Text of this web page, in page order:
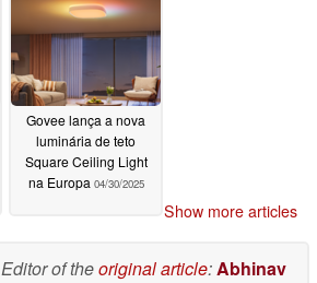
Govee lança a nova
luminária de teto
Square Ceiling Light
na Europa 04/30/2025
Show more articles
Editor of theoriginal article:Abhinav